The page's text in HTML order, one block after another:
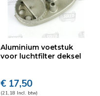
Aluminium voetstuk
voor luchtfilter deksel
€ 17,50
(21,18 Incl. btw)